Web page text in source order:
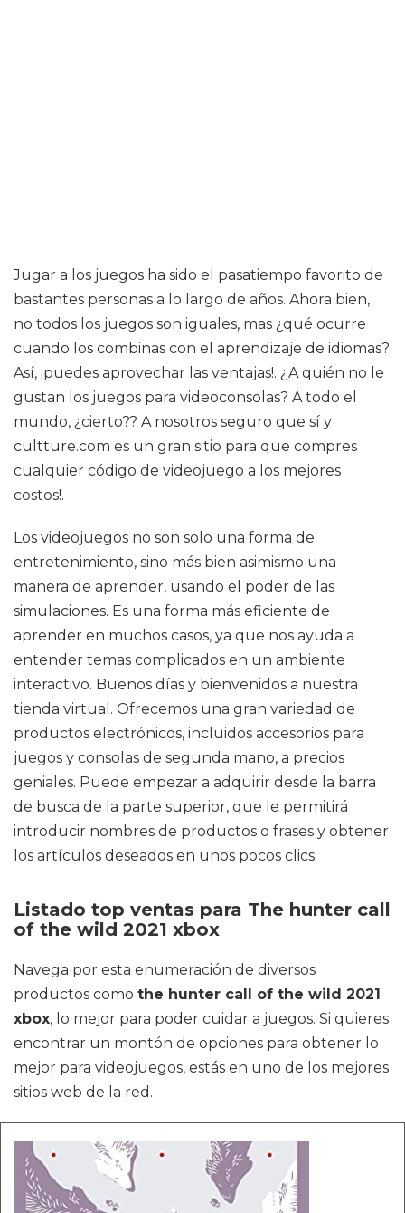
Jugar a los juegos ha sido el pasatiempo favorito de
bastantes personas a lo largo de años. Ahora bien,
no todos los juegos son iguales, mas ¿qué ocurre
cuando los combinas con el aprendizaje de idiomas?
Así, ¡puedes aprovechar las ventajas!. ¿A quién no le
gustan los juegos para videoconsolas? A todo el
mundo, ¿cierto?? A nosotros seguro que sí y
cultture.com es un gran sitio para que compres
cualquier código de videojuego a los mejores
costos!.
Los videojuegos no son solo una forma de
entretenimiento, sino más bien asimismo una
manera de aprender, usando el poder de las
simulaciones. Es una forma más eficiente de
aprender en muchos casos, ya que nos ayuda a
entender temas complicados en un ambiente
interactivo. Buenos días y bienvenidos a nuestra
tienda virtual. Ofrecemos una gran variedad de
productos electrónicos, incluidos accesorios para
juegos y consolas de segunda mano, a precios
geniales. Puede empezar a adquirir desde la barra
de busca de la parte superior, que le permitirá
introducir nombres de productos o frases y obtener
los artículos deseados en unos pocos clics.
Listado top ventas para The hunter call
of the wild 2021 xbox
Navega por esta enumeración de diversos
productos como the hunter call of the wild 2021
xbox, lo mejor para poder cuidar a juegos. Si quieres
encontrar un montón de opciones para obtener lo
mejor para videojuegos, estás en uno de los mejores
sitios web de la red.